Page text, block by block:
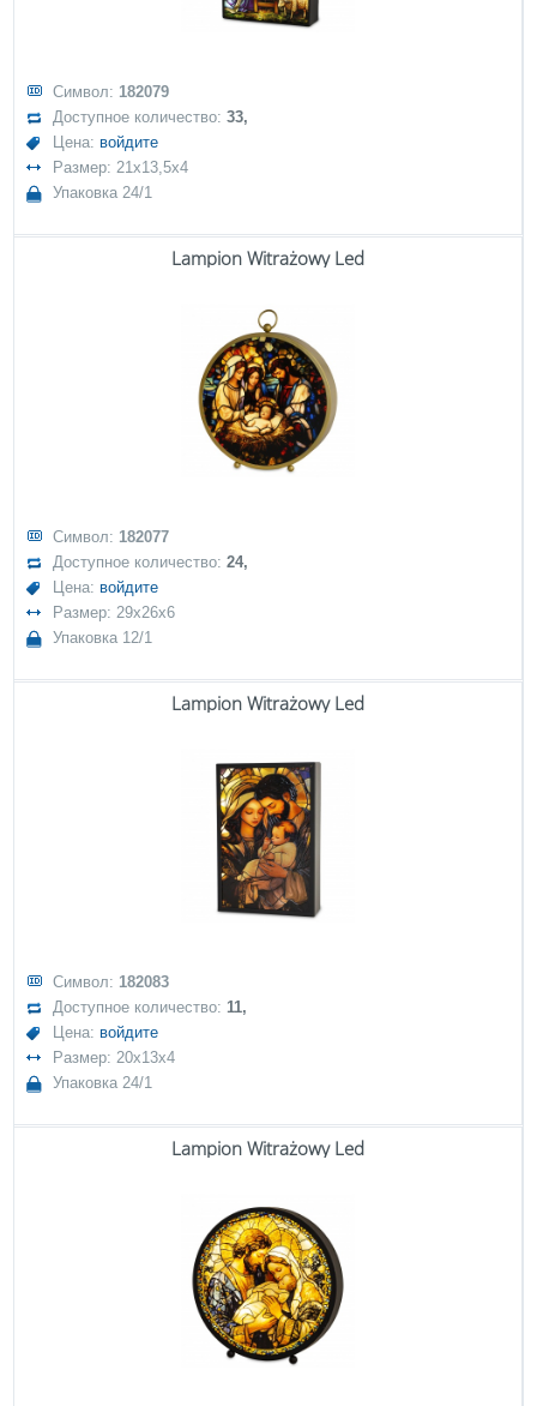
Символ: 182079
Доступное количество:33,
Цена: войдите
Размер: 21x13,5x4
Упаковка 24/1
Lampion Witrażowy Led
Символ: 182077
Доступное количество:24,
Цена: войдите
Размер: 29x26x6
Упаковка 12/1
Lampion Witrażowy Led
Символ: 182083
Доступное количество:11,
Цена: войдите
Размер: 20x13x4
Упаковка 24/1
Lampion Witrażowy Led